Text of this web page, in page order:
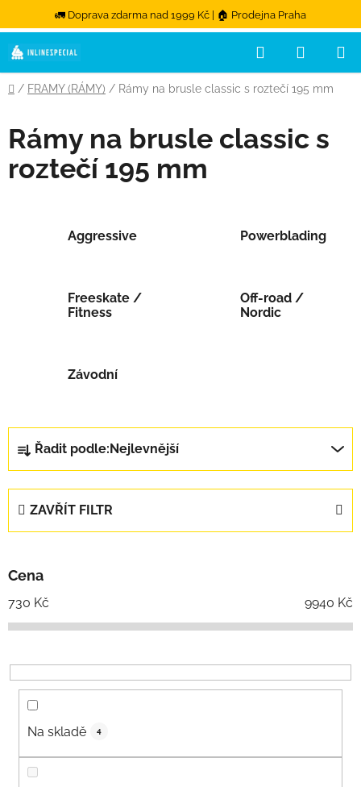
🚛 Doprava zdarma nad 1999 Kč | 🏠 Prodejna Praha
Přejít na obsah
Hledat
Domů
/ FRAMY (RÁMY) / Rámy na brusle classic s roztečí 195 mm
Rámy na brusle classic s
roztečí 195 mm
Aggressive Powerblading
Freeskate /
Fitness
Off-road /
Nordic
Závodní
Řazení produktů
Řadit podle: Nejlevnější
ZAVŘÍT FILTR
Cena
730 Kč 9940 Kč
Na skladě 4